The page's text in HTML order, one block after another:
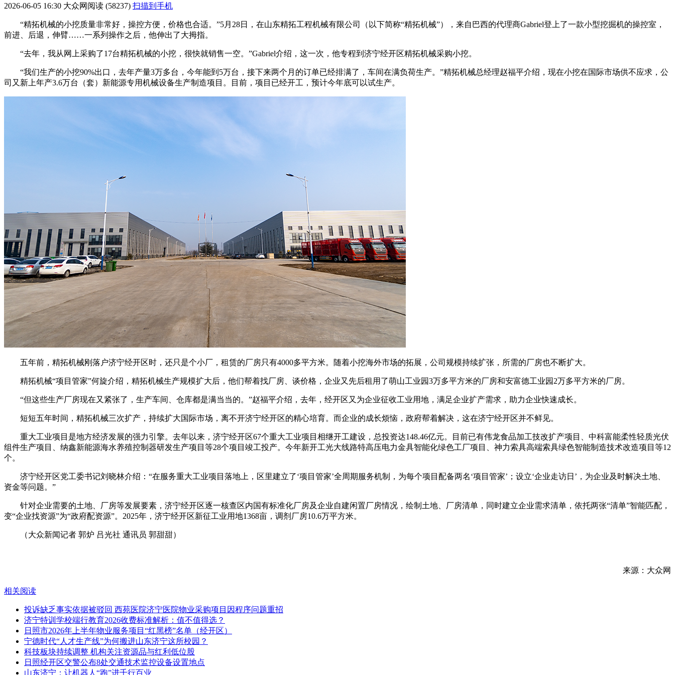
2026-06-05 16:30 大众网 阅读 (58237) 扫描到手机
“精拓机械的小挖质量非常好，操控方便，价格也合适。”5月28日，在山东精拓工程机械有限公司（以下简称“精拓机械”），来自巴西的代理商Gabriel登上了一款小型挖掘机的操控室，
前进、后退，伸臂……一系列操作之后，他伸出了大拇指。
“去年，我从网上采购了17台精拓机械的小挖，很快就销售一空。”Gabriel介绍，这一次，他专程到济宁经开区精拓机械采购小挖。
“我们生产的小挖90%出口，去年产量3万多台，今年能到5万台，接下来两个月的订单已经排满了，车间在满负荷生产。”精拓机械总经理赵福平介绍，现在小挖在国际市场供不应求，公
司又新上年产3.6万台（套）新能源专用机械设备生产制造项目。目前，项目已经开工，预计今年底可以试生产。
五年前，精拓机械刚落户济宁经开区时，还只是个小厂，租赁的厂房只有4000多平方米。随着小挖海外市场的拓展，公司规模持续扩张，所需的厂房也不断扩大。
精拓机械“项目管家”何旋介绍，精拓机械生产规模扩大后，他们帮着找厂房、谈价格，企业又先后租用了萌山工业园3万多平方米的厂房和安富德工业园2万多平方米的厂房。
“但这些生产厂房现在又紧张了，生产车间、仓库都是满当当的。”赵福平介绍，去年，经开区又为企业征收工业用地，满足企业扩产需求，助力企业快速成长。
短短五年时间，精拓机械三次扩产，持续扩大国际市场，离不开济宁经开区的精心培育。而企业的成长烦恼，政府帮着解决，这在济宁经开区并不鲜见。
重大工业项目是地方经济发展的强力引擎。去年以来，济宁经开区67个重大工业项目相继开工建设，总投资达148.46亿元。目前已有伟龙食品加工技改扩产项目、中科富能柔性轻质光伏
组件生产项目、纳鑫新能源海水养殖控制器研发生产项目等28个项目竣工投产。今年新开工光大线路特高压电力金具智能化绿色工厂项目、神力索具高端索具绿色智能制造技术改造项目等12
个。
济宁经开区党工委书记刘晓林介绍：“在服务重大工业项目落地上，区里建立了‘项目管家’全周期服务机制，为每个项目配备两名‘项目管家’；设立‘企业走访日’，为企业及时解决土地、
资金等问题。”
针对企业需要的土地、厂房等发展要素，济宁经开区逐一核查区内国有标准化厂房及企业自建闲置厂房情况，绘制土地、厂房清单，同时建立企业需求清单，依托两张“清单”智能匹配，
变“企业找资源”为“政府配资源”。2025年，济宁经开区新征工业用地1368亩，调剂厂房10.6万平方米。
（大众新闻记者 郭炉 吕光社 通讯员 郭甜甜）
来源：大众网
相关阅读
投诉缺乏事实依据被驳回 西苑医院济宁医院物业采购项目因程序问题重招
济宁特训学校端行教育2026收费标准解析：值不值得选？
日照市2026年上半年物业服务项目“红黑榜”名单（经开区）
宁德时代“人才生产线”为何搬进山东济宁这所校园？
科技板块持续调整 机构关注资源品与红利低位股
日照经开区交警公布8处交通技术监控设备设置地点
山东济宁：让机器人“跑”进千行百业